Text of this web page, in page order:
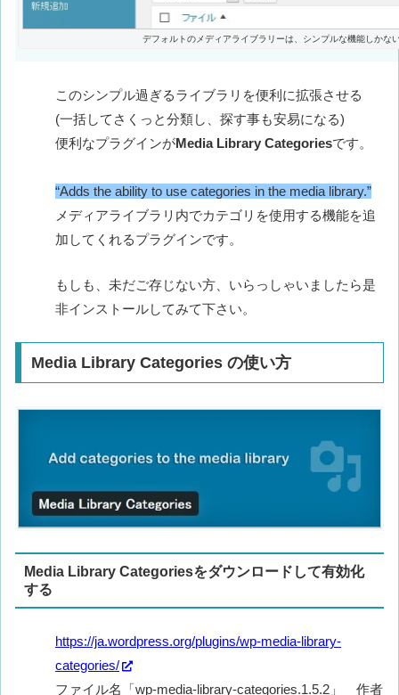
デフォルトのメディアライブラリーは、シンプルな機能しかな
このシンプル過ぎるライブラリを便利に拡張させる
(一括してさくっと分類し、探す事も安易になる)
便利なプラグインがMedia Library Categoriesです。
“Adds the ability to use categories in the media library.”
メディアライブラリ内でカテゴリを使用する機能を追
加してくれるプラグインです。
もしも、未だご存じない方、いらっしゃいましたら是
非インストールしてみて下さい。
Media Library Categories の使い方
Media Library Categoriesをダウンロードして有効化
する
https://ja.wordpress.org/plugins/wp-media-library-
categories/
ファイル名「wp-media-library-categories.1.5.2」 作者